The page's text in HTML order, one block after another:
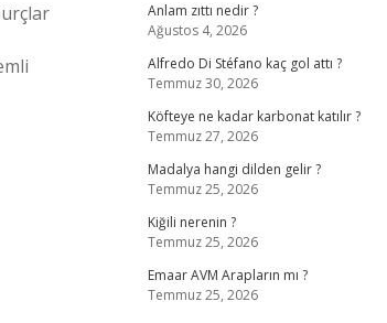
Anlam zıttı nedir ?
Ağustos 4, 2026
Alfredo Di Stéfano kaç gol attı ?
Temmuz 30, 2026
Köfteye ne kadar karbonat katılır ?
Temmuz 27, 2026
Madalya hangi dilden gelir ?
Temmuz 25, 2026
Kiğili nerenin ?
Temmuz 25, 2026
Emaar AVM Arapların mı ?
Temmuz 25, 2026